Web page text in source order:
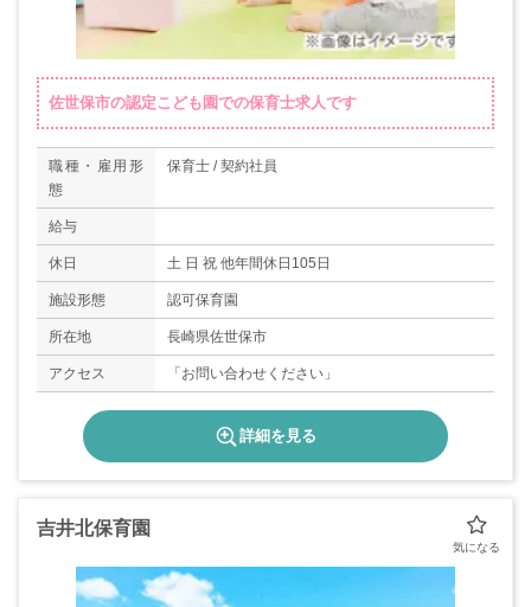
佐世保市の認定こども園での保育士求人です
職種・雇用形
態
保育士 / 契約社員
給与
休日 土 日 祝 他年間休日105日
施設形態 認可保育園
所在地 長崎県佐世保市
アクセス 「お問い合わせください」
詳細を見る
吉井北保育園